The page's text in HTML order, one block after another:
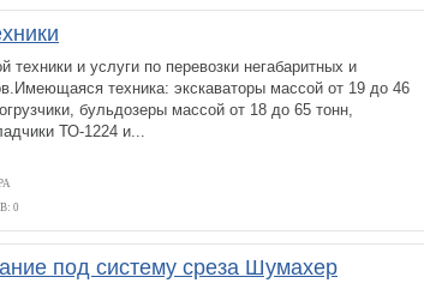
техники и услуги по перевозки негабаритных и
техника: экскаваторы массой от 19 до 46
бульдозеры массой от 18 до 65 тонн,
ТО-1224 и...
0
под систему среза Шумахер